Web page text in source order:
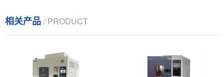
相关产品 / PRODUCT